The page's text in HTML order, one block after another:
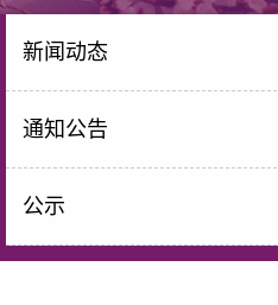
新闻动态
通知公告
公示